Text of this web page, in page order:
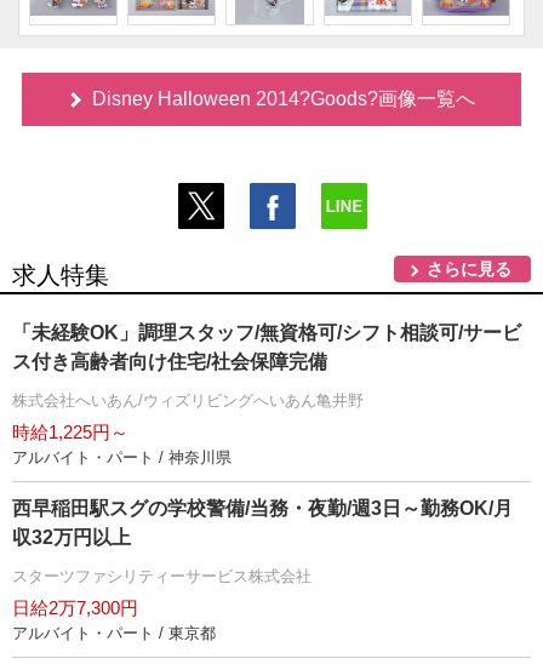
Disney Halloween 2014?Goods?画像一覧へ
求人特集 さらに見る
「未経験OK」調理スタッフ/無資格可/シフト相談可/サービ
ス付き高齢者向け住宅/社会保障完備
株式会社へいあん/ウィズリビングへいあん亀井野
時給1,225円～
アルバイト・パート / 神奈川県
西早稲田駅スグの学校警備/当務・夜勤/週3日～勤務OK/月
収32万円以上
スターツファシリティーサービス株式会社
日給2万7,300円
アルバイト・パート / 東京都